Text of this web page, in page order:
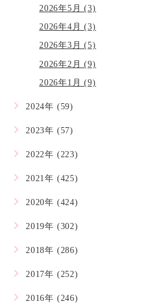
2026年5月 (3)
2026年4月 (3)
2026年3月 (5)
2026年2月 (9)
2026年1月 (9)
2024年 (59)
2023年 (57)
2022年 (223)
2021年 (425)
2020年 (424)
2019年 (302)
2018年 (286)
2017年 (252)
2016年 (246)